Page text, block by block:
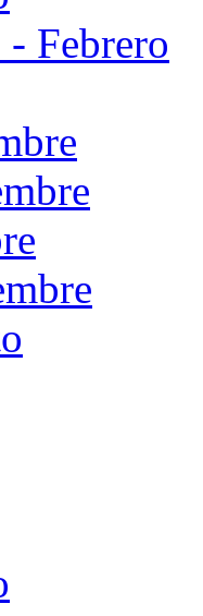
- Febrero